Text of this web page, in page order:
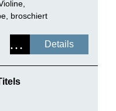
broschiert
Details